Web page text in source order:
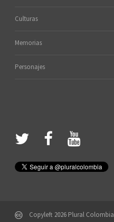
Culturas
Memorias
Personajes
Copyleft 2026 Plural Colombia